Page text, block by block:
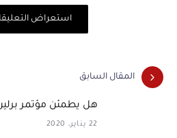
استعراض
المقال السابق
هل يطمئن مؤتمر
22 يناير، 2020